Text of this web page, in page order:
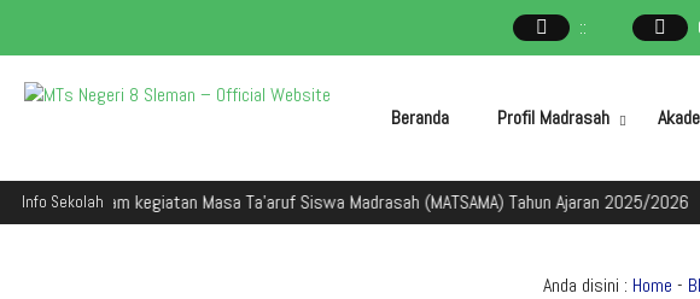
::
Beranda Profil Madrasah
Info Sekolah
kegiatan Masa Ta'aruf Siswa Madrasah (MATSAMA) Tahun Ajaran 2025/2026
Anda disini : Home -